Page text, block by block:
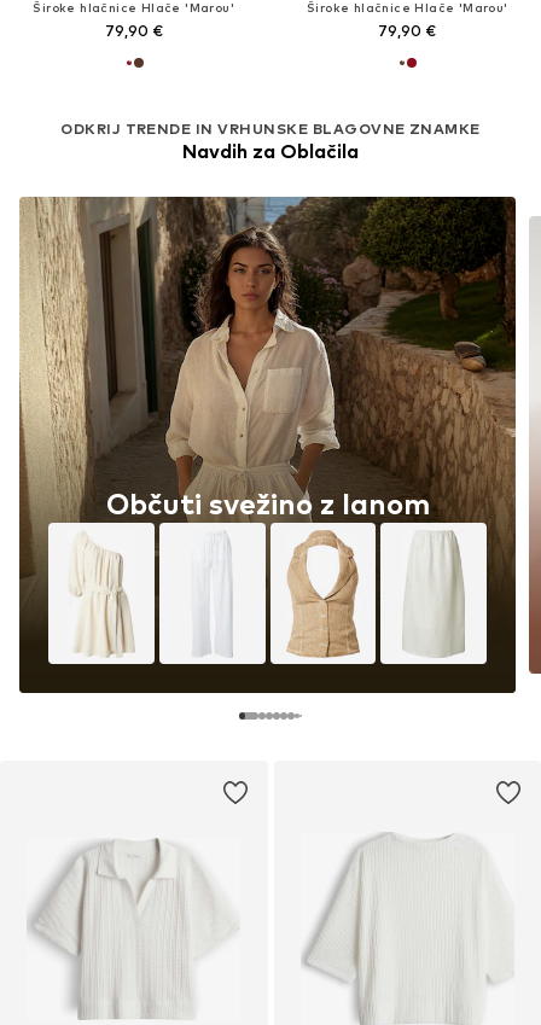
Široke hlačnice Hlače 'Marou'
79,90 €
Široke hlačnice Hlače 'Marou'
79,90 €
ODKRIJ TRENDE IN VRHUNSKE BLAGOVNE ZNAMKE
Navdih za Oblačila
Občuti svežino z lanom